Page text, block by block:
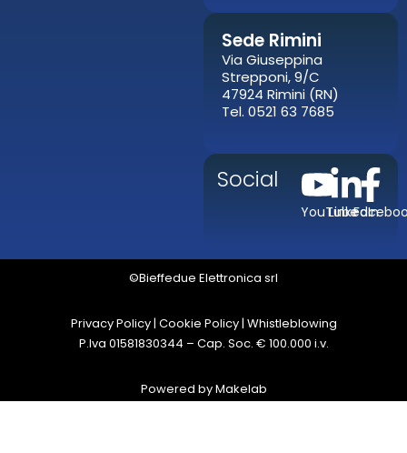
Sede Rimini
Via Giuseppina
Strepponi, 9/C
47924 Rimini (RN)
Tel. 0521 63 7685
Social
YouTube
LinkedIn
©Bieffedue Elettronica srl
Privacy Policy| Cookie Policy| Whistleblowing
P.Iva 01581830344 – Cap. Soc. € 100.000 i.v.
Powered byMakelab